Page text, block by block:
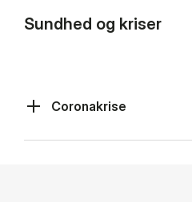
Sundhed og kriser
Coronakrise